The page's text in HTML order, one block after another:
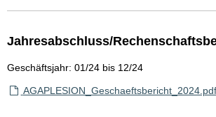
Jahresabschluss/
Geschäftsjahr: 01/24 bis 12/24
AGAPLESION_Geschaeftsbericht_2024.pdf